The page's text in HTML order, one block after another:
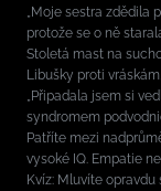
„Moje sestra zdědila
protože se o ně
Stoletá mast na
Libušky proti
„Připadala jsem si
syndromem
Patříte mezi
vysoké IQ. Empatie
Kvíz: Mluvíte opravdu